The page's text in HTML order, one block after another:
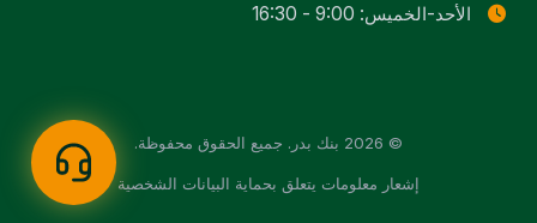
الأحد-الخميس: 9:00 - 16:30
©
2026 بنك بدر. جميع الحقوق محفوظة.
إشعار معلومات يتعلق بحماية البيانات الشخصية